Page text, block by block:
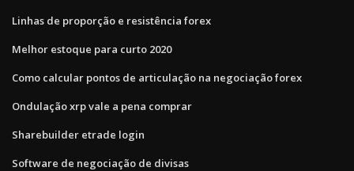
Linhas de proporção e resistência forex
Melhor estoque para curto 2020
Como calcular pontos de articulação na negociação forex
Ondulação xrp vale a pena comprar
Sharebuilder etrade login
Software de negociação de divisas